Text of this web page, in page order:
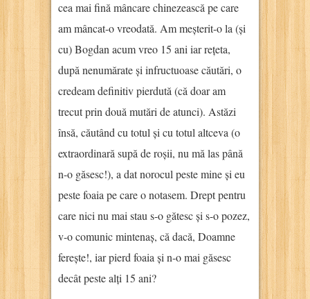
cea mai fină mâncare chinezească pe care
am mâncat-o vreodată. Am meșterit-o la (și
cu) Bogdan acum vreo 15 ani iar rețeta,
după nenumărate și infructuoase căutări, o
credeam definitiv pierdută (că doar am
trecut prin două mutări de atunci). Astăzi
însă, căutând cu totul și cu totul altceva (o
extraordinară supă de roșii, nu mă las până
n-o găsesc!), a dat norocul peste mine și eu
peste foaia pe care o notasem. Drept pentru
care nici nu mai stau s-o gătesc și s-o pozez,
v-o comunic mintenaș, că dacă, Doamne
ferește!, iar pierd foaia și n-o mai găsesc
decât peste alți 15 ani?